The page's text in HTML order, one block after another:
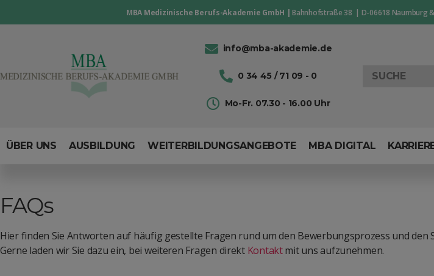
MBA Medizinische Berufs-Akademie GmbH |Bahnhofstraße 38 | D-06618 Naumburg
info@mba-akademie.de
0 34 45 / 71 09 - 0
Mo-Fr. 07.30 - 16.00 Uhr
Search
for:
ÜBER UNS AUSBILDUNG WEITERBILDUNGSANGEBOTE MBA DIGITAL
FAQs
Hier finden Sie Antworten auf häufig gestellte Fragen rund um den Bewerbungsprozess und den
Gerne laden wir Sie dazu ein, bei weiteren Fragen direkt Kontaktmit uns aufzunehmen.